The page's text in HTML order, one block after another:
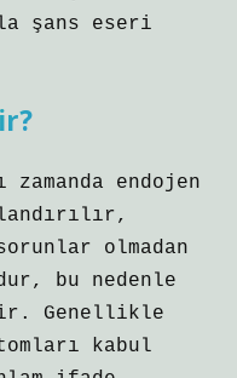
şans eseri
zamanda endojen
olmadan
bu nedenle
Genellikle
kabul